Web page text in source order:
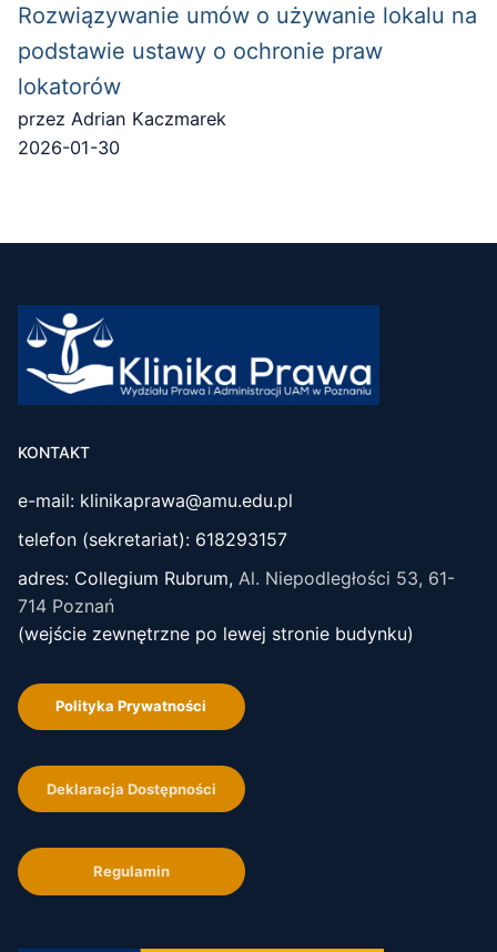
Rozwiązywanie umów o używanie lokalu na
podstawie ustawy o ochronie praw
lokatorów
przez Adrian Kaczmarek
2026-01-30
KONTAKT
e-mail: klinikaprawa@amu.edu.pl
telefon (sekretariat): 618293157
adres: Collegium Rubrum, Al. Niepodległości 53, 61-
714 Poznań
(wejście zewnętrzne po lewej stronie budynku)
Polityka Prywatności
Deklaracja Dostępności
Regulamin